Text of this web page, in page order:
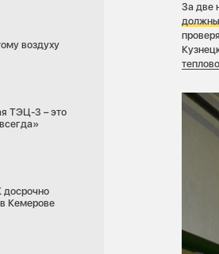
воздуху
ТЭЦ-3 – это
досрочно
Кемерове
За две
должны